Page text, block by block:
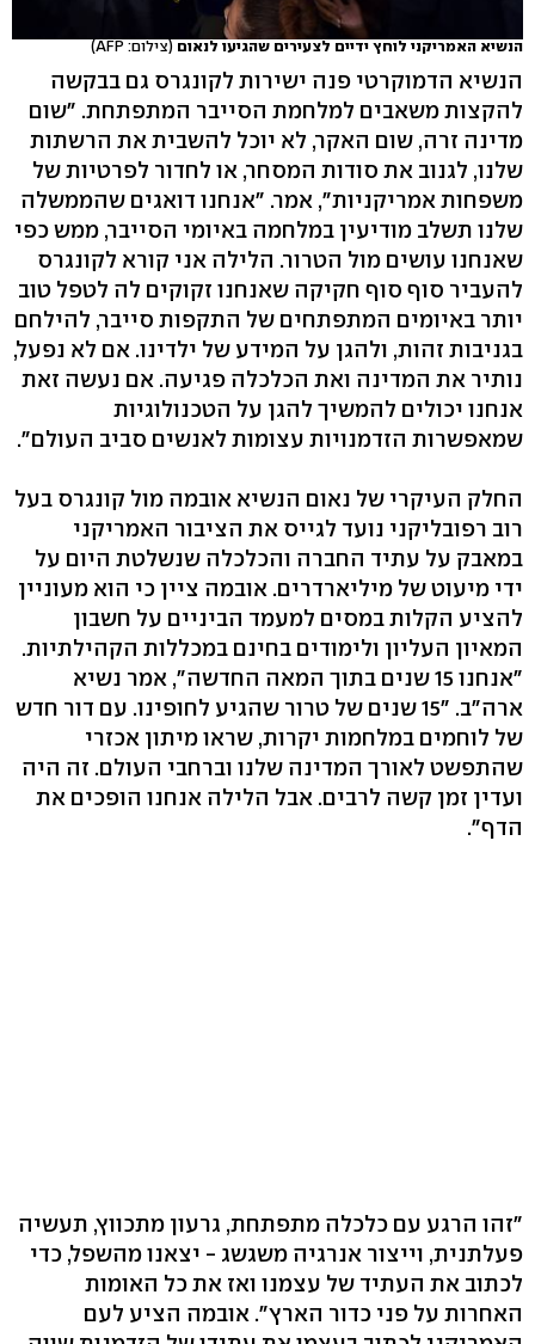
הנשיא האמריקני לוחץ ידיים לצעירים שהגיעו לנאום (צילום: AFP)
הנשיא הדמוקרטי פנה ישירות לקונגרס גם בבקשה
להקצות משאבים למלחמת הסייבר המתפתחת. "שום
מדינה זרה, שום האקר, לא יוכל להשבית את הרשתות
שלנו, לגנוב את סודות המסחר, או לחדור לפרטיות של
משפחות אמריקניות", אמר. "אנחנו דואגים שהממשלה
שלנו תשלב מודיעין במלחמה באיומי הסייבר, ממש כפי
שאנחנו עושים מול הטרור. הלילה אני קורא לקונגרס
להעביר סוף סוף חקיקה שאנחנו זקוקים לה לטפל טוב
יותר באיומים המתפתחים של התקפות סייבר, להילחם
בגניבות זהות, ולהגן על המידע של ילדינו. אם לא נפעל,
נותיר את המדינה ואת הכלכלה פגיעה. אם נעשה זאת
אנחנו יכולים להמשיך להגן על הטכנולוגיות
שמאפשרות הזדמנויות עצומות לאנשים סביב העולם".
החלק העיקרי של נאום הנשיא אובמה מול קונגרס בעל
רוב רפובליקני נועד לגייס את הציבור האמריקני
במאבק על עתיד החברה והכלכלה שנשלטת היום על
ידי מיעוט של מיליארדרים. אובמה ציין כי הוא מעוניין
להציע הקלות במסים למעמד הביניים על חשבון
המאיון העליון ולימודים בחינם במכללות הקהילתיות.
"אנחנו 15 שנים בתוך המאה החדשה", אמר נשיא
ארה"ב. "15 שנים של טרור שהגיע לחופינו. עם דור חדש
של לוחמים במלחמות יקרות, שראו מיתון אכזרי
שהתפשט לאורך המדינה שלנו וברחבי העולם. זה היה
ועדין זמן קשה לרבים. אבל הלילה אנחנו הופכים את
הדף".
"זהו הרגע עם כלכלה מתפתחת, גרעון מתכווץ, תעשיה
פעלתנית, וייצור אנרגיה משגשג - יצאנו מהשפל, כדי
לכתוב את העתיד של עצמנו ואז את כל האומות
האחרות על פני כדור הארץ". אובמה הציע לעם